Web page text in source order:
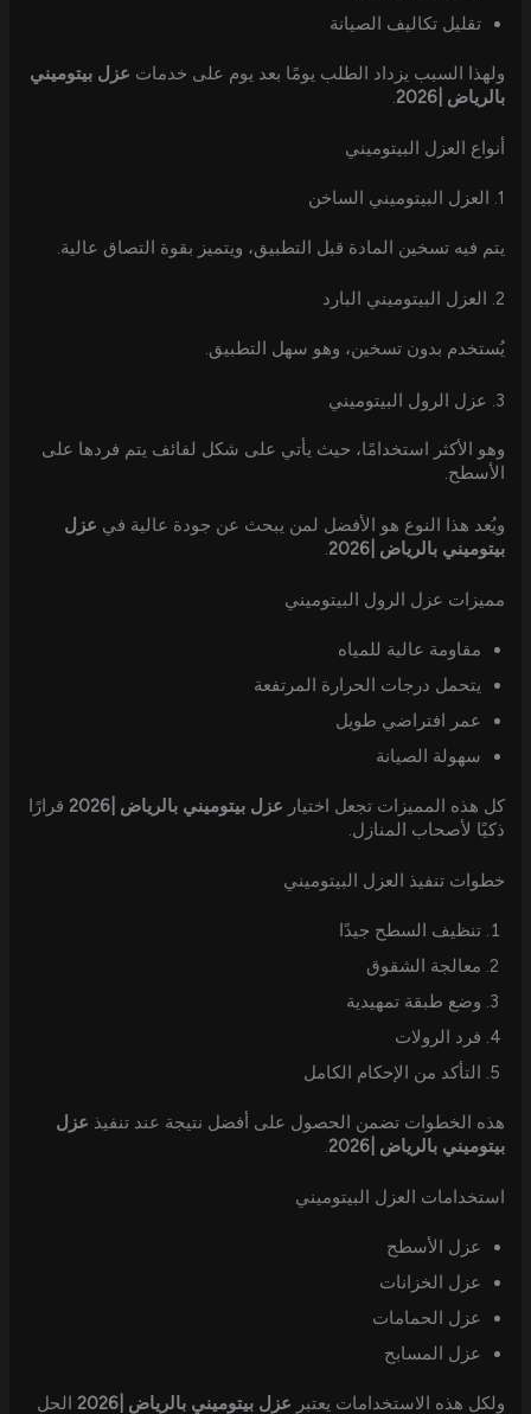
تقليل تكاليف الصيانة
ولهذا السبب يزداد الطلب يومًا بعد يوم على خدمات عزل بيتوميني
بالرياض |2026
.
أنواع العزل البيتوميني
1. العزل البيتوميني الساخن
يتم فيه تسخين المادة قبل التطبيق، ويتميز بقوة التصاق عالية.
2. العزل البيتوميني البارد
يُستخدم بدون تسخين، وهو سهل التطبيق.
3. عزل الرول البيتوميني
وهو الأكثر استخدامًا، حيث يأتي على شكل لفائف يتم فردها على
الأسطح.
ويُعد هذا النوع هو الأفضل لمن يبحث عن جودة عالية في عزل
بيتوميني بالرياض |2026
.
مميزات عزل الرول البيتوميني
مقاومة عالية للمياه
يتحمل درجات الحرارة المرتفعة
عمر افتراضي طويل
سهولة الصيانة
كل هذه المميزات تجعل اختيار عزل بيتوميني بالرياض |2026
قرارًا
ذكيًا لأصحاب المنازل.
خطوات تنفيذ العزل البيتوميني
تنظيف السطح جيدًا
معالجة الشقوق
وضع طبقة تمهيدية
فرد الرولات
التأكد من الإحكام الكامل
هذه الخطوات تضمن الحصول على أفضل نتيجة عند تنفيذ عزل
بيتوميني بالرياض |2026
.
استخدامات العزل البيتوميني
عزل الأسطح
عزل الخزانات
عزل الحمامات
عزل المسابح
ولكل هذه الاستخدامات يعتبر عزل بيتوميني بالرياض |2026 الحل